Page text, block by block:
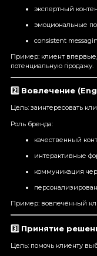
экспертный
эмоциональные
consistent
Пример: клиент впервые
потенциальную продажу.
2️⃣ Вовлечение
Цель: заинтересовать
Роль бренда:
качественный
интерактивные
коммуникация
Пример: вовлечённый
3️⃣ Принятие
Цель: помочь клиенту